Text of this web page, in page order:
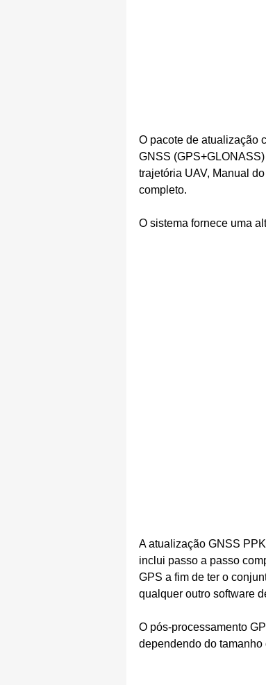
O pacote de atualização
GNSS
trajetória UAV, Manual
completo.
O sistema fornece uma
A atualização GNSS
inclui passo a passo
GPS a fim de ter o
qualquer outro software
O pós-processamento
dependendo do